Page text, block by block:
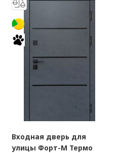
Входная дверь для
улицы Форт-М Термо